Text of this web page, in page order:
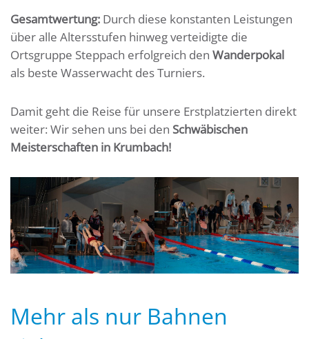
Gesamtwertung: Durch diese konstanten Leistungen
über alle Altersstufen hinweg verteidigte die
Ortsgruppe Steppach erfolgreich den Wanderpokal
als beste Wasserwacht des Turniers.
Damit geht die Reise für unsere Erstplatzierten direkt
weiter: Wir sehen uns bei den Schwäbischen
Meisterschaften in Krumbach!
Mehr als nur Bahnen